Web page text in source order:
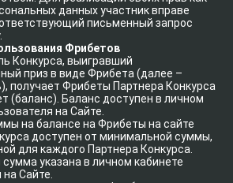
данных участник вправе
письменный запрос
Фрибетов
Конкурса, выигравший
приз в виде Фрибета (далее –
получает Фрибеты Партнера Конкурса
(баланс). Баланс доступен в личном
на Сайте.
на балансе на Фрибеты на сайте
доступен от минимальной суммы,
для каждого Партнера Конкурса.
указана в личном кабинете
Сайте.